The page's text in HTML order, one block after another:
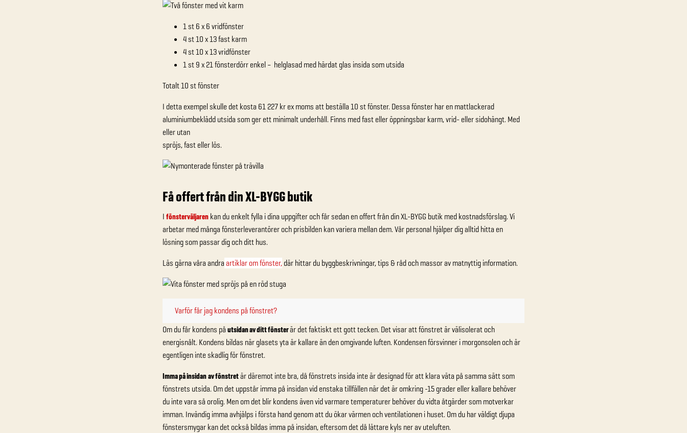
1 st 6 x 6 vridfönster
4 st 10 x 13 fast karm
4 st 10 x 13 vridfönster
1 st 9 x 21 fönsterdörr enkel – helglasad med härdat glas insida som utsida
Totalt 10 st fönster
I detta exempel skulle det kosta 61 227 kr ex moms att beställa 10 st fönster. Dessa fönster har en mattlackerad
aluminiumbeklädd utsida som ger ett minimalt underhåll. Finns med fast eller öppningsbar karm, vrid- eller sidohängt. Med
eller utan
spröjs, fast eller lös.
Få offert från din XL-BYGG butik
Ifönsterväljarenkan du enkelt fylla i dina uppgifter och får sedan en offert från din XL-BYGG butik med kostnadsförslag. Vi
arbetar med många fönsterleverantörer och prisbilden kan variera mellan dem. Vår personal hjälper dig alltid hitta en
lösning som passar dig och ditt hus.
Läs gärna våra andraartiklar om fönster, där hittar du byggbeskrivningar, tips & råd och massor av matnyttig information.
Varför får jag kondens på fönstret?
Om du får kondens påutsidan av ditt fönsterär det faktiskt ett gott tecken. Det visar att fönstret är välisolerat och
energisnålt. Kondens bildas när glasets yta är kallare än den omgivande luften. Kondensen försvinner i morgonsolen och är
egentligen inte skadlig för fönstret.
Imma på insidanav fönstretär däremot inte bra, då fönstrets insida inte är designad för att klara väta på samma sätt som
fönstrets utsida. Om det uppstår imma på insidan vid enstaka tillfällen när det är omkring -15 grader eller kallare behöver
du inte vara så orolig. Men om det blir kondens även vid varmare temperaturer behöver du vidta åtgärder som motverkar
imman. Invändig imma avhjälps i första hand genom att du ökar värmen och ventilationen i huset. Om du har väldigt djupa
fönstersmygar kan det också bildas imma på insidan, eftersom det då lättare kyls ner av uteluften.